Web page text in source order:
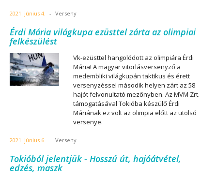
2021. június 4. - Verseny
Érdi Mária világkupa ezüsttel zárta az olimpiai
felkészülést
Vk-ezüsttel hangolódott az olimpiára Érdi
Mária! A magyar vitorlásversenyző a
medembliki világkupán taktikus és érett
versenyzéssel második helyen zárt az 58
hajót felvonultató mezőnyben. Az MVM Zrt.
támogatásával Tokióba készülő Érdi
Máriának ez volt az olimpia előtt az utolsó
versenye.
2021. június 6. - Verseny
Tokióból jelentjük - Hosszú út, hajóátvétel,
edzés, maszk